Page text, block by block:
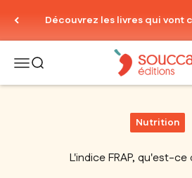
Découvrez les livres qui vont
Ouvrir la navigation
Ouvrir la rechercheThierry Souccar
Nutrition
L'indice FRAP, qu'est-